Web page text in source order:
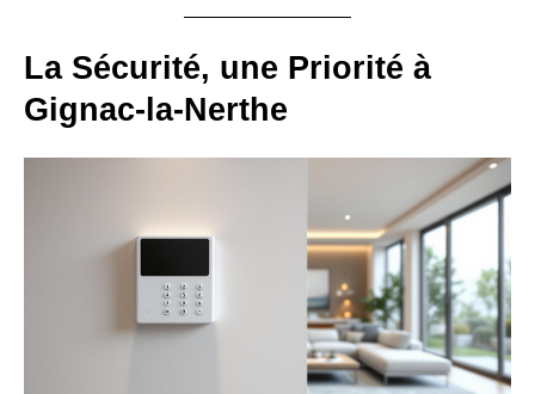
La Sécurité, une Priorité à
Gignac-la-Nerthe